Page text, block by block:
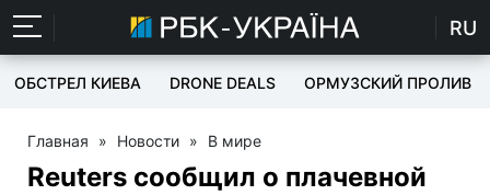
RU
ОБСТРЕЛ КИЕВА DRONE DEALS ОРМУЗСКИЙ ПРОЛИВ
Главная » Новости » В мире
Reuters сообщил о плачевной